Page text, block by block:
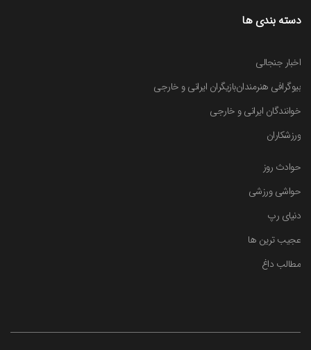
دسته بندی ها
اخبار جنجالی
بیوگرافی هنرمندانبازیگران ایرانی و خارجی
خوانندگان ایرانی و خارجی
ورزشکاران
حوادث روز
حواشی ورزشی
دنیای رپ
عجیب ترین ها
مطالب داغ